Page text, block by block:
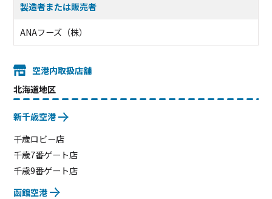
製造者または販売者
ANAフーズ（株）
空港内取扱店舗
北海道地区
新千歳空港
千歳ロビー店
千歳7番ゲート店
千歳9番ゲート店
函館空港